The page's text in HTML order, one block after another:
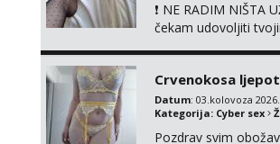
❗ NE RADIM NIŠTA
čekam udovoljiti
Čekam...
Crvenokosa
Datum: 03.kolovoza 2026.
Kategorija: Cyber sex
Pozdrav svim